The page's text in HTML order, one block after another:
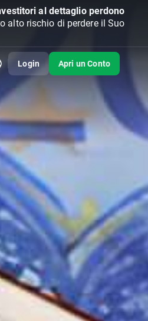
al dettaglio perdono
alto rischio di perdere il Suo
Login Apri un Conto